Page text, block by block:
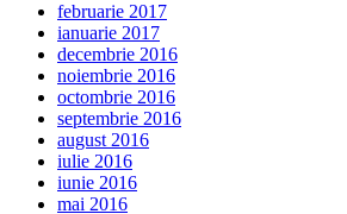
februarie 2017
ianuarie 2017
decembrie 2016
noiembrie 2016
octombrie 2016
septembrie 2016
august 2016
iulie 2016
iunie 2016
mai 2016